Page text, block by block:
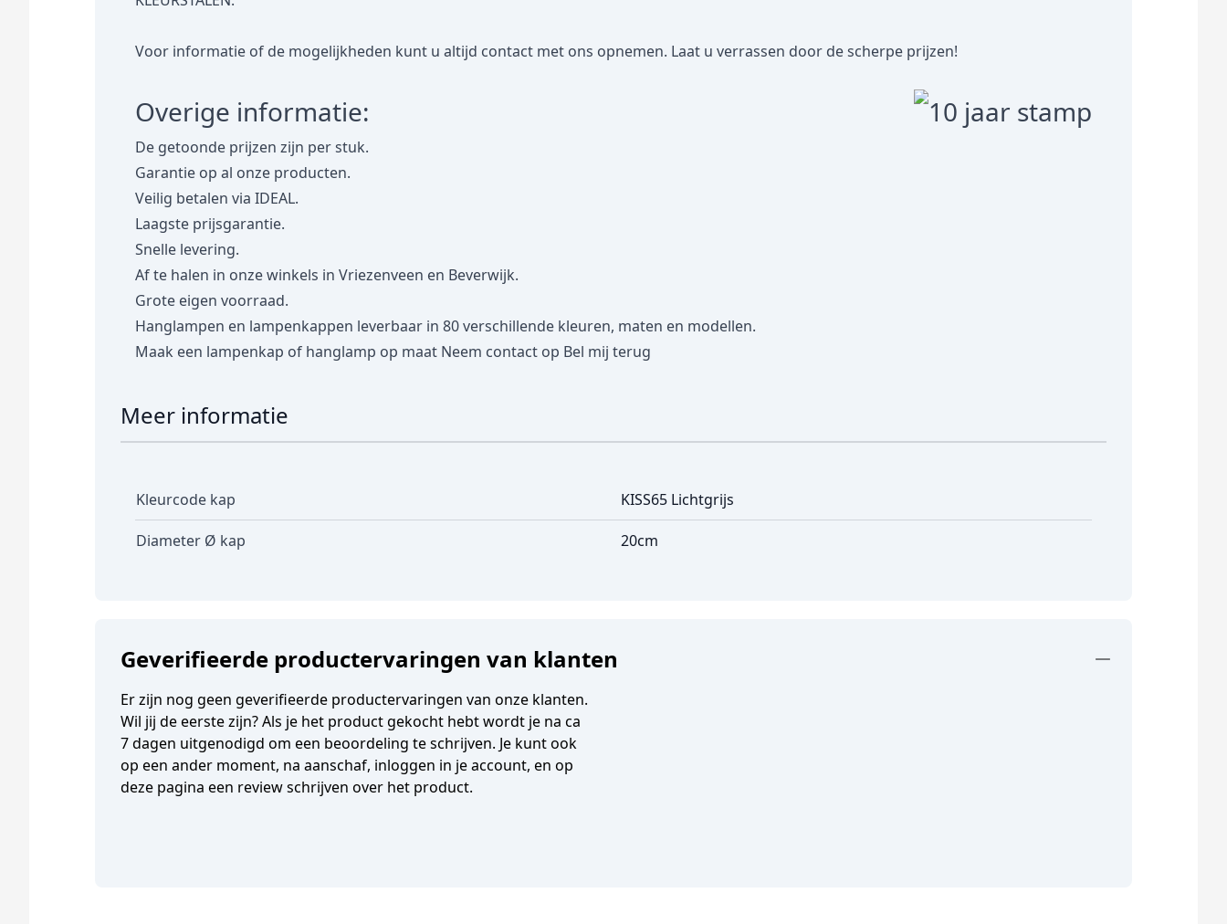
Voor informatie of de mogelijkheden kunt u altijd contact met ons opnemen. Laat u verrassen door de scherpe prijzen!
Overige informatie:
De getoonde prijzen zijn per stuk.
Garantie op al onze producten.
Veilig betalen via IDEAL.
Laagste prijsgarantie.
Snelle levering.
Af te halen in onze winkels in Vriezenveen en Beverwijk.
Grote eigen voorraad.
Hanglampen en lampenkappen leverbaar in 80 verschillende kleuren, maten en modellen.
Maak een lampenkap of hanglamp op maat Neem contact op Bel mij terug
Meer informatie
Kleurcode kap KISS65 Lichtgrijs
Diameter Ø kap 20cm
Geverifieerde productervaringen van klanten
Er zijn nog geen geverifieerde productervaringen van onze klanten.
Wil jij de eerste zijn? Als je het product gekocht hebt wordt je na ca
7 dagen uitgenodigd om een beoordeling te schrijven. Je kunt ook
op een ander moment, na aanschaf, inloggen in je account, en op
deze pagina een review schrijven over het product.